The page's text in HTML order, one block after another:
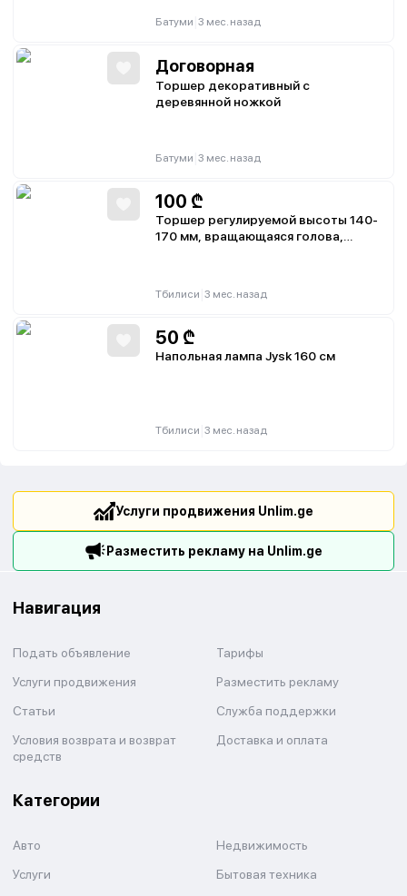
Батуми 3 мес. назад
Договорная
Торшер декоративный с
деревянной ножкой
Батуми 3 мес. назад
100 ₾
Торшер регулируемой высоты 140-
170 мм, вращающаяся голова,
Тбилиси 3 мес. назад
50 ₾
Напольная лампа Jysk 160 см
Тбилиси 3 мес. назад
Услуги продвижения Unlim.ge
Разместить рекламу на Unlim.ge
Навигация
Подать объявление
Тарифы
Услуги продвижения
Разместить рекламу
Статьи
Служба поддержки
Условия возврата и возврат
средств
Доставка и оплата
Категории
Авто
Недвижимость
Услуги
Бытовая техника